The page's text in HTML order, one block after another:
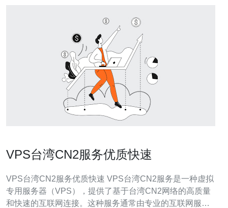
VPS台湾CN2服务优质快速
VPS台湾CN2服务优质快速 VPS台湾CN2服务是一种虚拟
专用服务器（VPS），提供了基于台湾CN2网络的高质量
和快速的互联网连接。这种服务通常由专业的互联网服务